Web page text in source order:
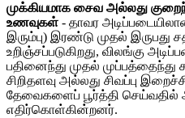
முக்கியமாக சைவ அல்லது
உணவுகள் - தாவர
இரும்பு) இரண்டு முதல் இருபது
உறிஞ்சப்படுகிறது, விலங்கு
பதினைந்து முதல்
சிறிதளவு அல்லது சிவப்பு
தேவைகளைப் பூர்த்தி செய்வதில்
எதிர்கொள்கின்றனர்.